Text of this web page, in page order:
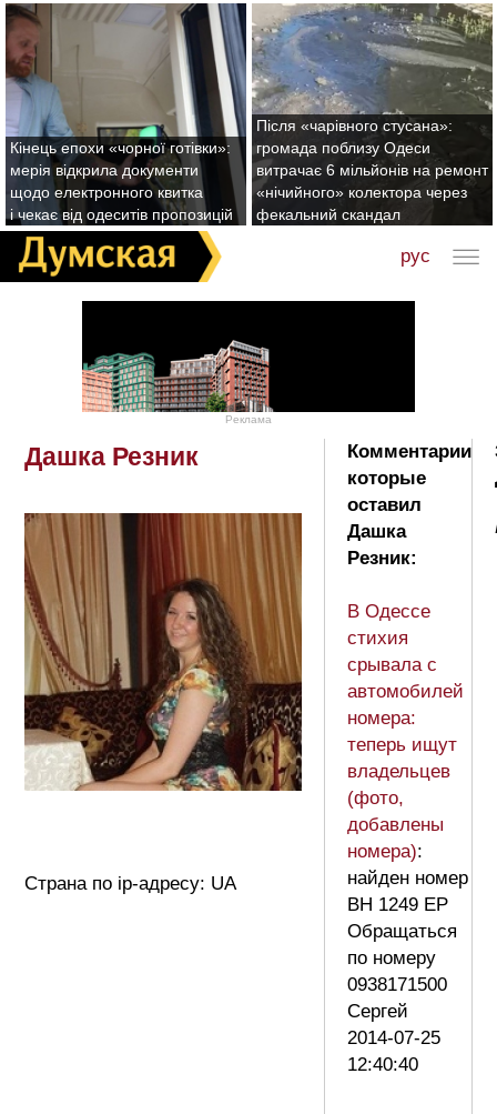
Кінець епохи «чорної готівки»:
мерія відкрила документи
щодо електронного квитка
і чекає від одеситів пропозицій
Після «чарівного стусана»:
громада поблизу Одеси
витрачає 6 мільйонів на ремонт
«нічийного» колектора через
фекальний скандал
рус
Реклама
Дашка Резник
Страна по ip-адресу: UA
Комментарии
которые
оставил
Дашка
Резник:
В Одессе
стихия
срывала с
автомобилей
номера:
теперь ищут
владельцев
(фото,
добавлены
номера):
найден номер
ВН 1249 ЕР
Обращаться
по номеру
0938171500
Сергей
2014-07-25
12:40:40